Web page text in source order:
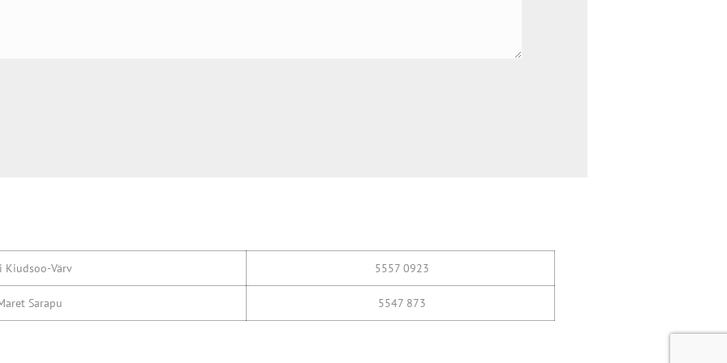
Kiudsoo-Värv 5557 0923
Sarapu 5547 873